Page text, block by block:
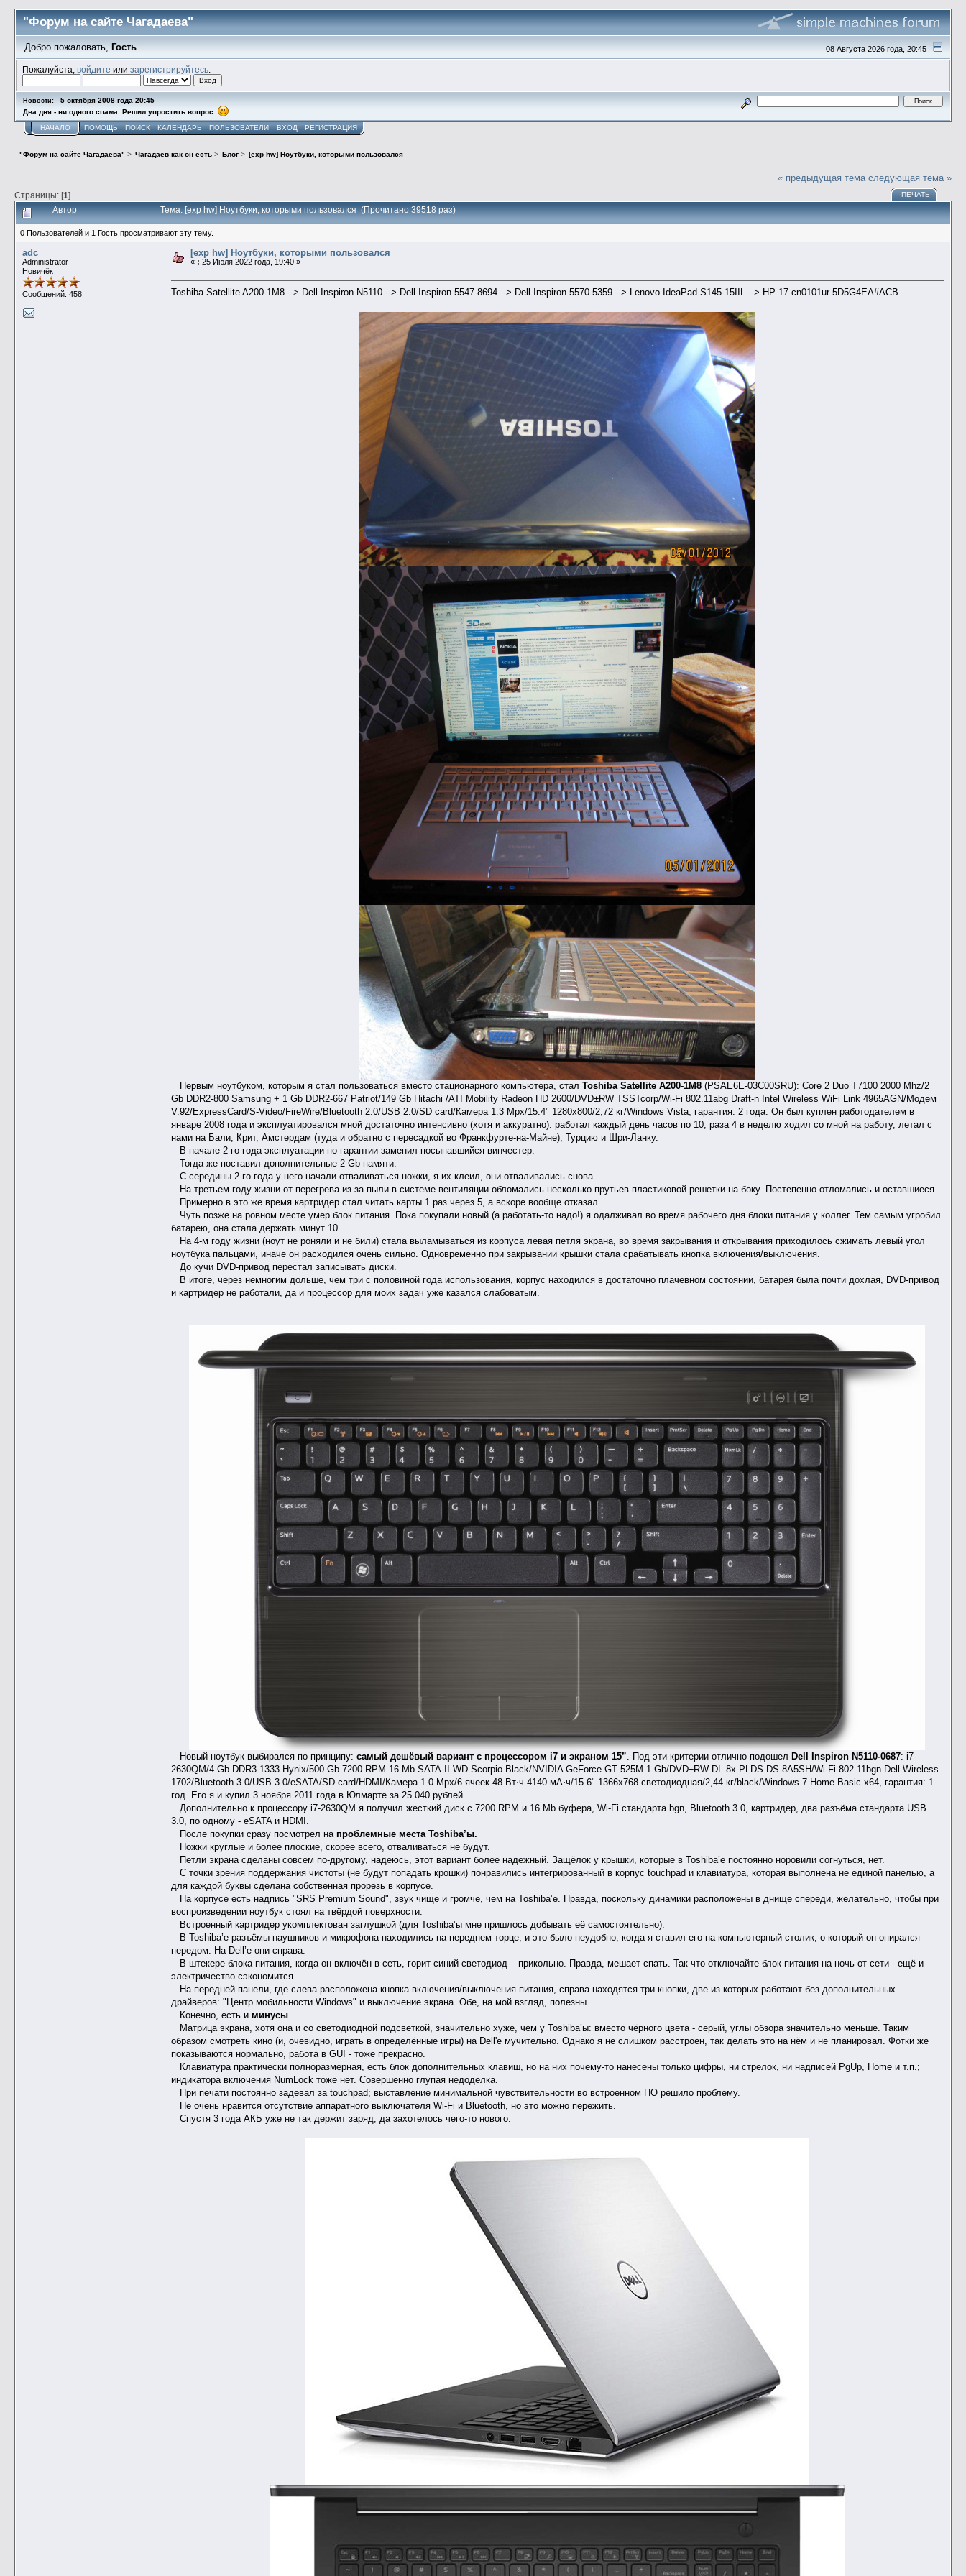
"Форум на сайте Чагадаева"
08 Августа 2026 года, 20:45
Добро пожаловать, Гость
Пожалуйста,войдите илизарегистрируйтесь
Новости:
5 октября 2008 года 20:45
Два дня - ни одного спама. Решил упростить вопрос.
НАЧАЛО ПОМОЩЬ ПОИСК КАЛЕНДАРЬ ПОЛЬЗОВАТЕЛИ ВХОД РЕГИСТРАЦИЯ
"Форум на сайте Чагадаева" > Чагадаев как он есть> Блог> [exp hw] Ноутбуки, которыми пользовался
« предыдущая тема следующая тема »
Страницы: [1] ПЕЧАТЬ
Автор Тема: [exp hw] Ноутбуки, которыми пользовался (Прочитано 39518 раз)
0 Пользователей и 1 Гость просматривают эту тему.
adc
Administrator
Новичёк
Сообщений: 458
[exp hw] Ноутбуки, которыми пользовался
« : 25 Июля 2022 года, 19:40 »
Toshiba Satellite A200-1M8 --> Dell Inspiron N5110 --> Dell Inspiron 5547-8694 --> Dell Inspiron 5570-5359 --> Lenovo IdeaPad S145-15IIL --> HP 17-cn0101ur 5D5G4EA#ACB
Первым ноутбуком, которым я стал пользоваться вместо стационарного компьютера, стал Toshiba Satellite A200-1M8(PSAE6E-03C00SRU): Core 2 Duo T7100 2000 Mhz/2
Gb DDR2-800 Samsung + 1 Gb DDR2-667 Patriot/149 Gb Hitachi /ATI Mobility Radeon HD 2600/DVD±RW TSSTcorp/Wi-Fi 802.11abg Draft-n Intel Wireless WiFi Link 4965AGN/Модем
V.92/ExpressCard/S-Video/FireWire/Bluetooth 2.0/USB 2.0/SD card/Камера 1.3 Mpx/15.4" 1280x800/2,72 кг/Windows Vista, гарантия: 2 года. Он был куплен работодателем в
январе 2008 года и эксплуатировался мной достаточно интенсивно (хотя и аккуратно): работал каждый день часов по 10, раза 4 в неделю ходил со мной на работу, летал с
нами на Бали, Крит, Амстердам (туда и обратно с пересадкой во Франкфурте-на-Майне), Турцию и Шри-Ланку.
В начале 2-го года эксплуатации по гарантии заменил посыпавшийся винчестер.
Тогда же поставил дополнительные 2 Gb памяти.
С середины 2-го года у него начали отваливаться ножки, я их клеил, они отваливались снова.
На третьем году жизни от перегрева из-за пыли в системе вентиляции обломались несколько прутьев пластиковой решетки на боку. Постепенно отломались и оставшиеся.
Примерно в это же время картридер стал читать карты 1 раз через 5, а вскоре вообще отказал.
Чуть позже на ровном месте умер блок питания. Пока покупали новый (а работать-то надо!) я одалживал во время рабочего дня блоки питания у коллег. Тем самым угробил
батарею, она стала держать минут 10.
На 4-м году жизни (ноут не роняли и не били) стала выламываться из корпуса левая петля экрана, во время закрывания и открывания приходилось сжимать левый угол
ноутбука пальцами, иначе он расходился очень сильно. Одновременно при закрывании крышки стала срабатывать кнопка включения/выключения.
До кучи DVD-привод перестал записывать диски.
В итоге, через немногим дольше, чем три с половиной года использования, корпус находился в достаточно плачевном состоянии, батарея была почти дохлая, DVD-привод
и картридер не работали, да и процессор для моих задач уже казался слабоватым.
Новый ноутбук выбирался по принципу: самый дешёвый вариант с процессором i7 и экраном 15” . Под эти критерии отлично подошел Dell Inspiron N5110-0687: i7-
2630QM/4 Gb DDR3-1333 Hynix/500 Gb 7200 RPM 16 Mb SATA-II WD Scorpio Black/NVIDIA GeForce GT 525M 1 Gb/DVD±RW DL 8x PLDS DS-8A5SH/Wi-Fi 802.11bgn Dell Wireless
1702/Bluetooth 3.0/USB 3.0/eSATA/SD card/HDMI/Камера 1.0 Mpx/6 ячеек 48 Вт⋅ч 4140 мА⋅ч/15.6" 1366x768 светодиодная/2,44 кг/black/Windows 7 Home Basic x64, гарантия: 1
год. Его я и купил 3 ноября 2011 года в Юлмарте за 25 040 рублей.
Дополнительно к процессору i7-2630QM я получил жесткий диск с 7200 RPM и 16 Mb буфера, Wi-Fi стандарта bgn, Bluetooth 3.0, картридер, два разъёма стандарта USB
3.0, по одному - eSATA и HDMI.
После покупки сразу посмотрел на проблемные места Toshiba’ы.
Ножки круглые и более плоские, скорее всего, отваливаться не будут.
Петли экрана сделаны совсем по-другому, надеюсь, этот вариант более надежный. Защёлок у крышки, которые в Toshiba’е постоянно норовили согнуться, нет.
С точки зрения поддержания чистоты (не будут попадать крошки) понравились интегрированный в корпус touchpad и клавиатура, которая выполнена не единой панелью, а
для каждой буквы сделана собственная прорезь в корпусе.
На корпусе есть надпись "SRS Premium Sound", звук чище и громче, чем на Toshiba’е. Правда, поскольку динамики расположены в днище спереди, желательно, чтобы при
воспроизведении ноутбук стоял на твёрдой поверхности.
Встроенный картридер укомплектован заглушкой (для Toshiba’ы мне пришлось добывать её самостоятельно).
В Toshiba’е разъёмы наушников и микрофона находились на переднем торце, и это было неудобно, когда я ставил его на компьютерный столик, о который он опирался
передом. На Dell’е они справа.
В штекере блока питания, когда он включён в сеть, горит синий светодиод – прикольно. Правда, мешает спать. Так что отключайте блок питания на ночь от сети - ещё и
электричество сэкономится.
На передней панели, где слева расположена кнопка включения/выключения питания, справа находятся три кнопки, две из которых работают без дополнительных
драйверов: "Центр мобильности Windows" и выключение экрана. Обе, на мой взгляд, полезны.
Конечно, есть и минусы.
Матрица экрана, хотя она и со светодиодной подсветкой, значительно хуже, чем у Toshiba’ы: вместо чёрного цвета - серый, углы обзора значительно меньше. Таким
образом смотреть кино (и, очевидно, играть в определённые игры) на Dell'е мучительно. Однако я не слишком расстроен, так делать это на нём и не планировал. Фотки же
показываются нормально, работа в GUI - тоже прекрасно.
Клавиатура практически полноразмерная, есть блок дополнительных клавиш, но на них почему-то нанесены только цифры, ни стрелок, ни надписей PgUp, Home и т.п.;
индикатора включения NumLock тоже нет. Совершенно глупая недоделка.
При печати постоянно задевал за touchpad; выставление минимальной чувствительности во встроенном ПО решило проблему.
Не очень нравится отсутствие аппаратного выключателя Wi-Fi и Bluetooth, но это можно пережить.
Спустя 3 года АКБ уже не так держит заряд, да захотелось чего-то нового.